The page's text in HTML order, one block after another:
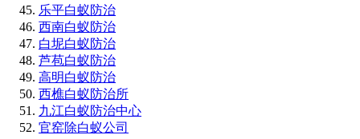
乐平白蚁防治
西南白蚁防治
白坭白蚁防治
芦苞白蚁防治
高明白蚁防治
西樵白蚁防治所
九江白蚁防治中心
官窑除白蚁公司